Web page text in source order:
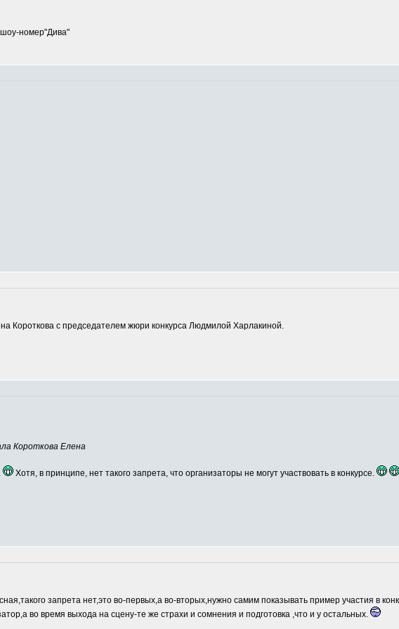
номер"Дива"
с председателем жюри конкурса Людмилой Харлакиной.
Короткова Елена
Хотя, в принципе, нет такого запрета, что организаторы не могут участвовать в конкурсе.
запрета нет,это во-первых,а во-вторых,нужно самим показывать пример участия в
во время выхода на сцену-те же страхи и сомнения и подготовка ,что и у остальных.